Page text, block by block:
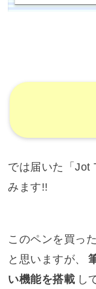
では届いた「Jot
みます!!
このペンを買っ
と思いますが、
い機能を搭載 し